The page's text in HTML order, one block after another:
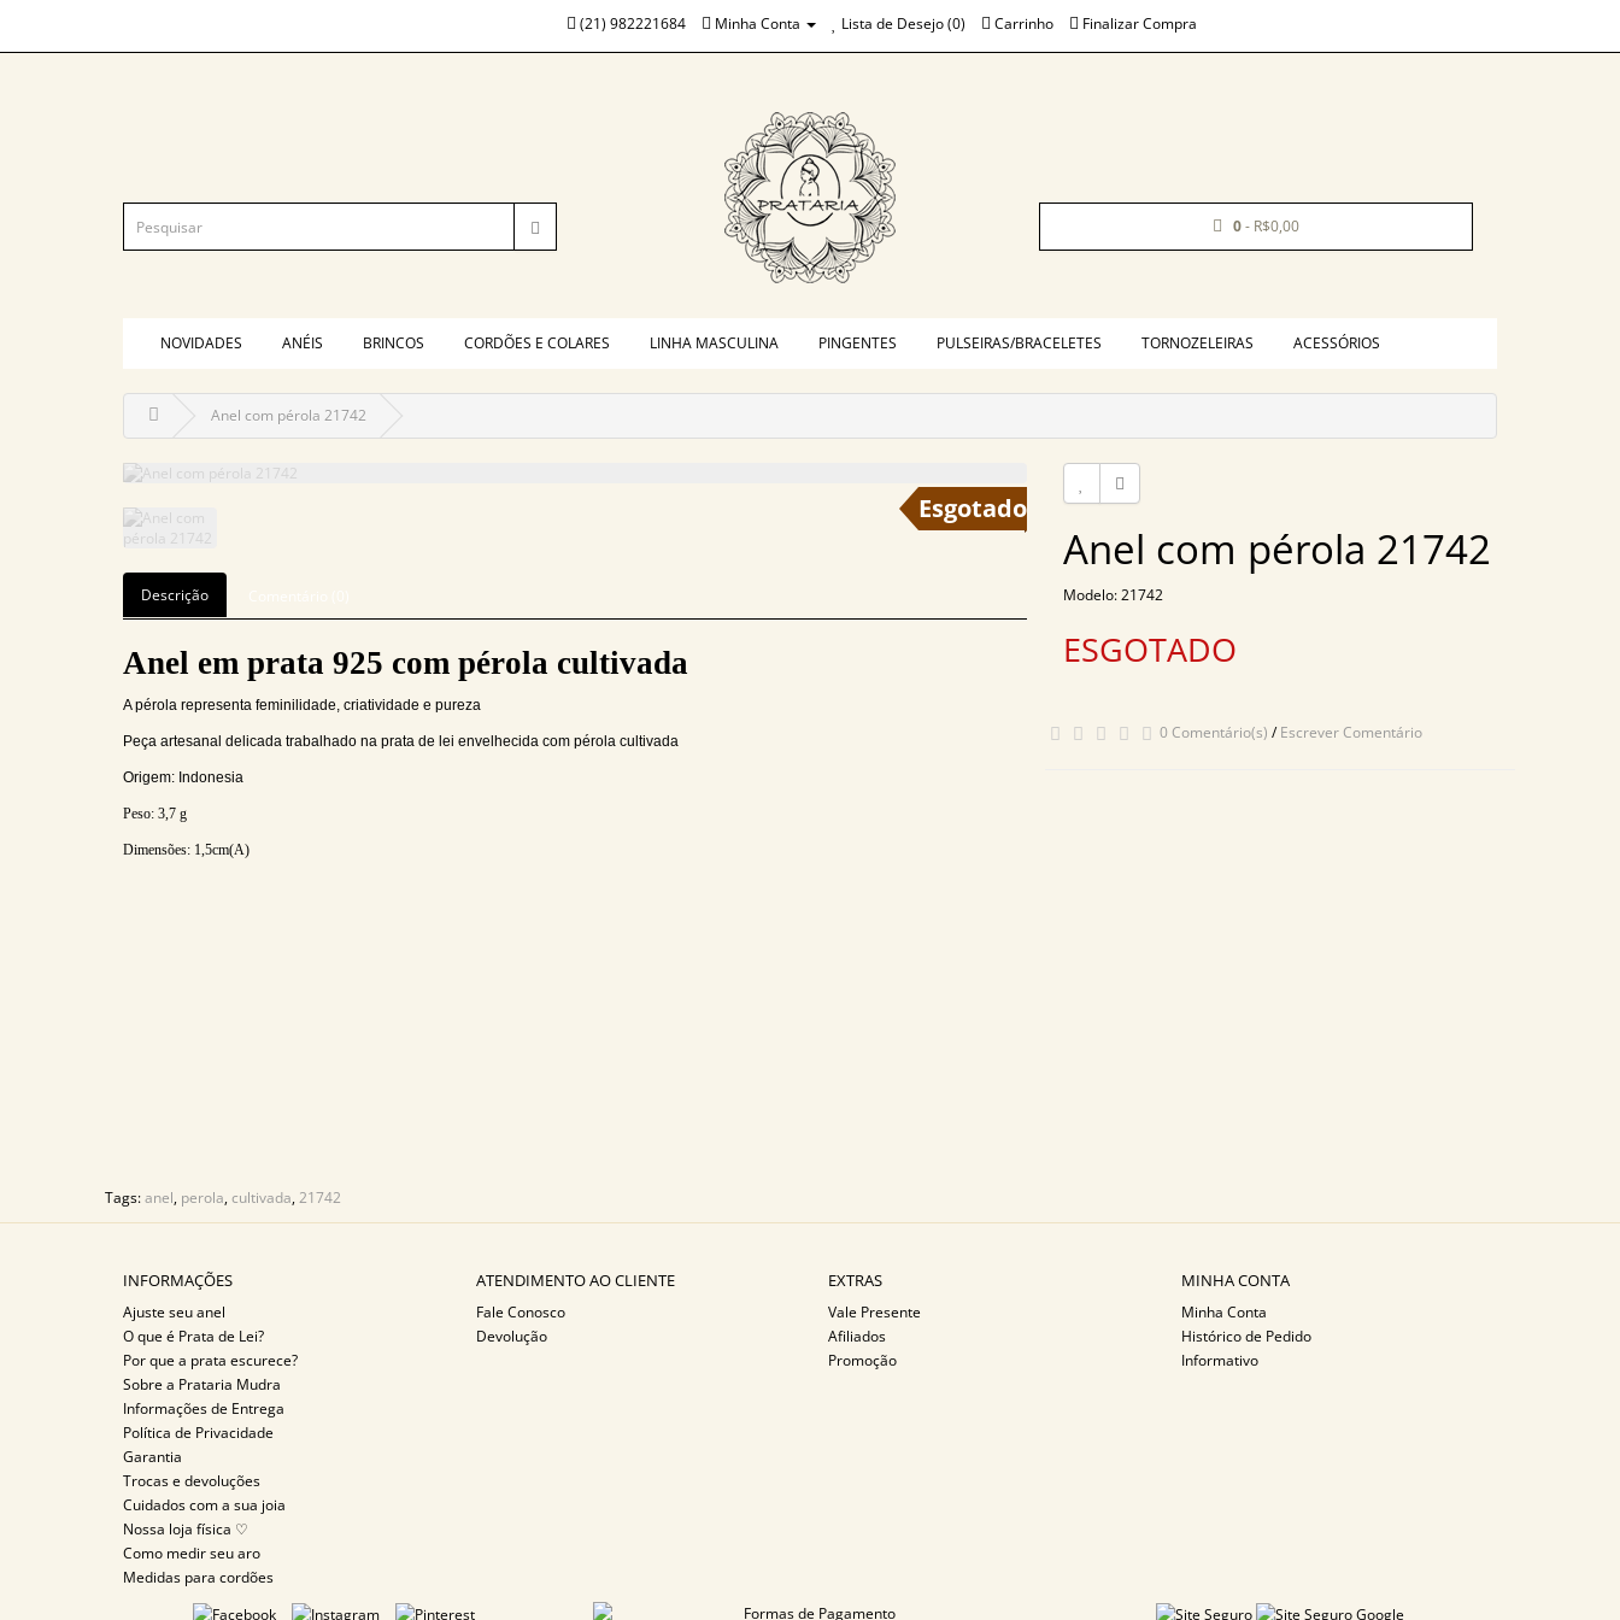
(21) 982221684 Minha Conta Lista de Desejo (0) Carrinho Finalizar Compra
0- R$0,00
NOVIDADES ANÉIS BRINCOS CORDÕES E COLARES LINHA MASCULINA PINGENTES PULSEIRAS/BRACELETES TORNOZELEIRAS ACESSÓRIOS
Anel com pérola 21742
Descrição
Anel em prata 925 com pérola cultivada
A pérola representa feminilidade, criatividade e pureza
Peça artesanal delicada trabalhado na prata de lei envelhecida com pérola cultivada
Origem: Indonesia
Peso: 3,7 g
Dimensões: 1,5cm(A)
Anel com pérola 21742
Modelo: 21742
ESGOTADO
0 Comentário(s) /Escrever Comentário
Tags:anel, perola,cultivada,21742
INFORMAÇÕES
Ajuste seu anel
O que é Prata de Lei?
Por que a prata escurece?
Sobre a Prataria Mudra
Informações de Entrega
Política de Privacidade
Garantia
Trocas e devoluções
Cuidados com a sua joia
Nossa loja física ♡
Como medir seu aro
Medidas para cordões
ATENDIMENTO AO CLIENTE
Fale Conosco
Devolução
EXTRAS
Vale Presente
Afiliados
Promoção
MINHA CONTA
Minha Conta
Histórico de Pedido
Informativo